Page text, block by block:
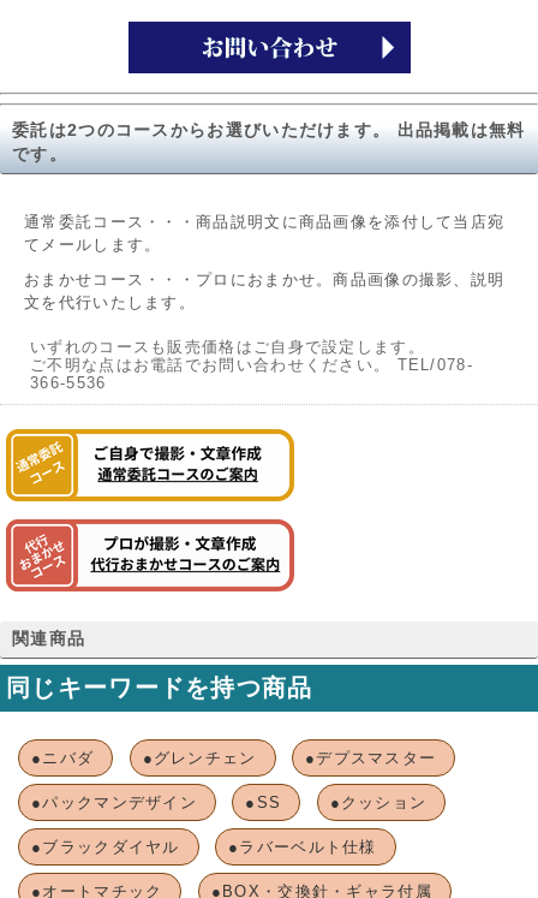
委託は2つのコースからお選びいただけます。 出品掲載は無料
です。
通常委託コース・・・商品説明文に商品画像を添付して当店宛
てメールします。
おまかせコース・・・プロにおまかせ。商品画像の撮影、説明
文を代行いたします。
いずれのコースも販売価格はご自身で設定します。
ご不明な点はお電話でお問い合わせください。 TEL/078-
366-5536
関連商品
同じキーワードを持つ商品
●ニバダ ●グレンチェン ●デプスマスター
●パックマンデザイン ●SS ●クッション
●ブラックダイヤル ●ラバーベルト仕様
●オートマチック ●BOX・交換針・ギャラ付属